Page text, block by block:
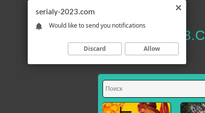
SERIALY-
serialy-2023.com
Would like to send you notifications
Discard Allow